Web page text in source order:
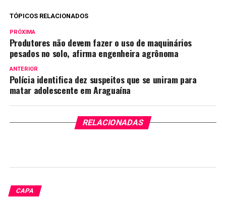
TÓPICOS RELACIONADOS
PRÓXIMA
Produtores não devem fazer o uso de maquinários
pesados no solo, afirma engenheira agrônoma
ANTERIOR
Polícia identifica dez suspeitos que se uniram para
matar adolescente em Araguaína
RELACIONADAS
CAPA